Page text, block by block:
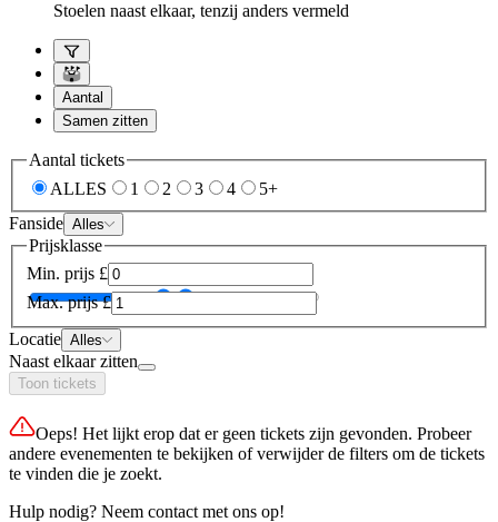
Stoelen naast elkaar, tenzij anders vermeld
Aantal
Samen zitten
Aantal tickets
ALLES
1 2 3 4
5+
Fanside Alles
Prijsklasse
Min. prijs £
Max. prijs £
Locatie Alles
Naast elkaar zitten
Toon tickets
Oeps! Het lijkt erop dat er geen tickets zijn gevonden. Probeer
andere evenementen te bekijken of verwijder de filters om de tickets
te vinden die je zoekt.
Hulp nodig? Neem contact met ons op!